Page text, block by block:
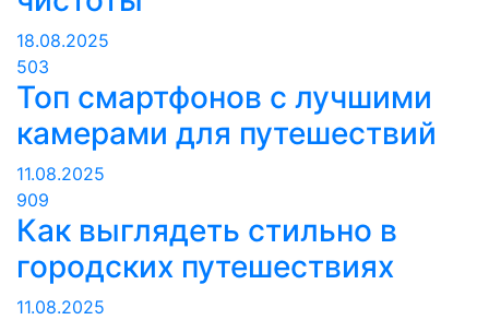
18.08.2025
503
Топ смартфонов с лучшими
камерами для путешествий
11.08.2025
909
Как выглядеть стильно в
городских путешествиях
11.08.2025